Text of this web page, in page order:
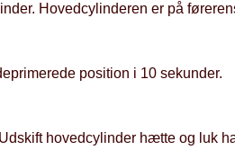
Hovedcylinderen er på
position i 10 sekunder.
hovedcylinder hætte og luk